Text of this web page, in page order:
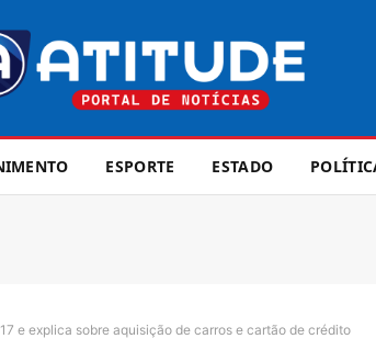
ESPORTE ESTADO
e explica sobre aquisição de carros e cartão de crédito